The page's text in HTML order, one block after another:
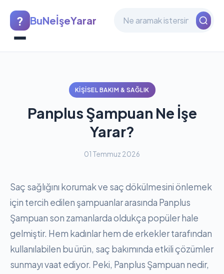
? BuNeİşeYarar
KIŞISEL BAKIM & SAĞLIK
Panplus Şampuan Ne İşe
Yarar?
01 Temmuz 2026
Saç sağlığını korumak ve saç dökülmesini önlemek
için tercih edilen şampuanlar arasında Panplus
Şampuan son zamanlarda oldukça popüler hale
gelmiştir. Hem kadınlar hem de erkekler tarafından
kullanılabilen bu ürün, saç bakımında etkili çözümler
sunmayı vaat ediyor. Peki, Panplus Şampuan nedir,